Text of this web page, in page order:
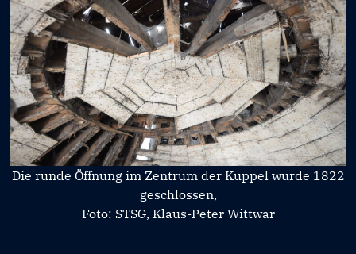
Die runde Öffnung im Zentrum der Kuppel wurde 1822
geschlossen,
Foto: STSG, Klaus-Peter Wittwar